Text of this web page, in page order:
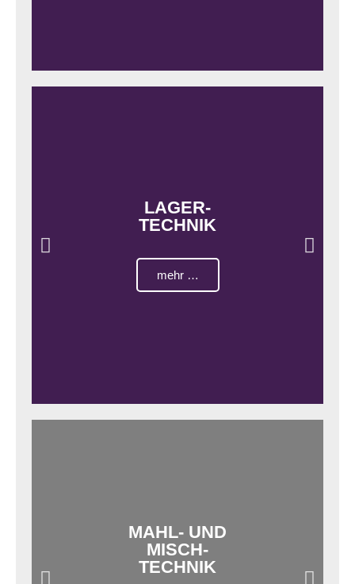
LAGER-
TECHNIK
mehr …
MAHL- UND
MISCH-
TECHNIK